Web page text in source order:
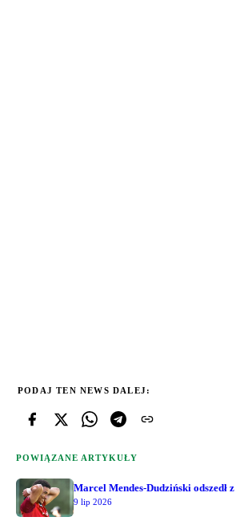
PODAJ TEN NEWS DALEJ:
POWIĄZANE ARTYKUŁY
Marcel Mendes-Dudziński odszedł
9 lip 2026